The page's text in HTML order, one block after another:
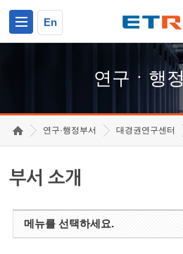
En
연구ㆍ행
연구·행정부서 대경권연구센터
부서 소개
메뉴를 선택하세요.